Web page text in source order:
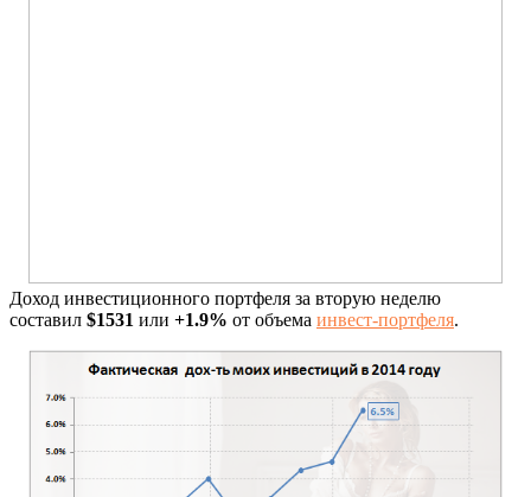
Доход инвестиционного портфеля за вторую неделю
составил $1531 или +1.9% от объема инвест-портфеля.